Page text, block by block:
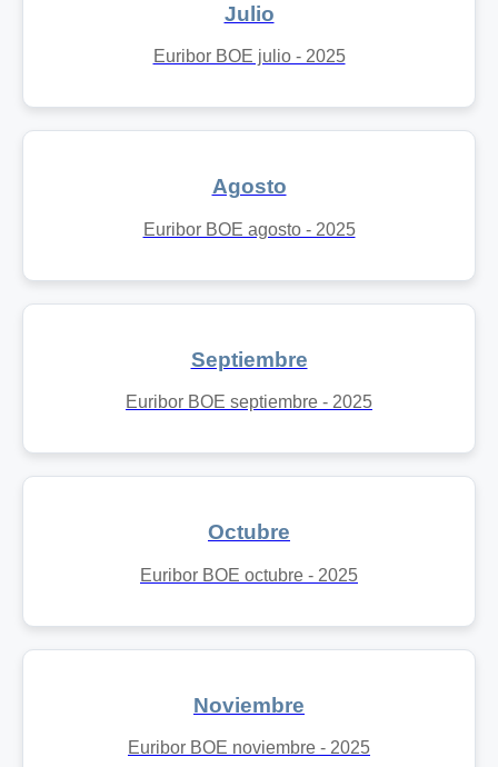
Julio
Euribor BOE julio - 2025
Agosto
Euribor BOE agosto - 2025
Septiembre
Euribor BOE septiembre - 2025
Octubre
Euribor BOE octubre - 2025
Noviembre
Euribor BOE noviembre - 2025